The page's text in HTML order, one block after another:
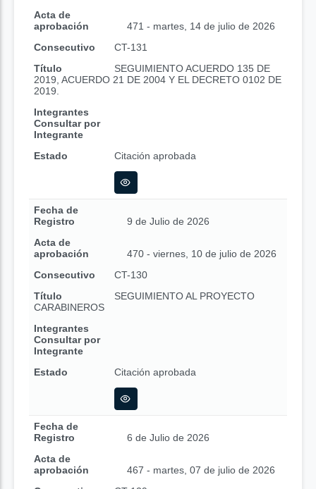
Acta de
aprobación
471 - martes, 14 de julio de 2026
Consecutivo
CT-131
Título
SEGUIMIENTO ACUERDO 135 DE
2019, ACUERDO 21 DE 2004 Y EL DECRETO 0102 DE
2019.
Integrantes
Consultar por
Integrante
Estado
Citación aprobada
Fecha de
Registro
9 de Julio de 2026
Acta de
aprobación
470 - viernes, 10 de julio de 2026
Consecutivo
CT-130
Título
SEGUIMIENTO AL PROYECTO
CARABINEROS
Integrantes
Consultar por
Integrante
Estado
Citación aprobada
Fecha de
Registro
6 de Julio de 2026
Acta de
aprobación
467 - martes, 07 de julio de 2026